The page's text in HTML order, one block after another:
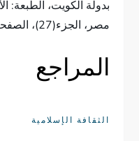
بدولة الكويت، الطبعة:
مصر، الجزء(27)، الصفحة(226)، بتصرف.
المراجع
الثقافة الإسلامية